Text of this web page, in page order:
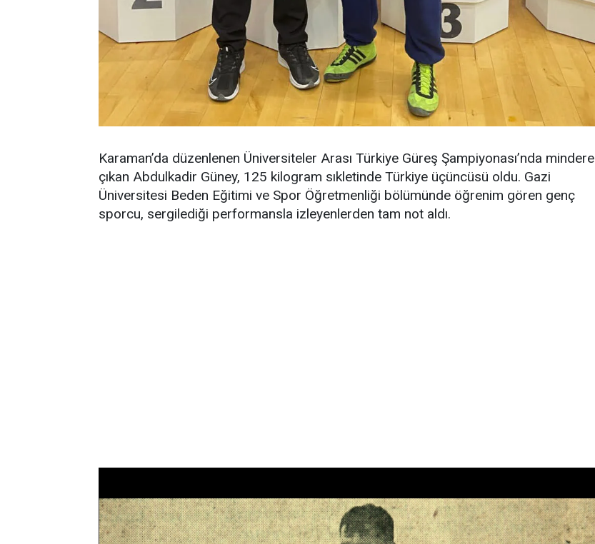
Karaman’da düzenlenen Üniversiteler Arası Türkiye Güreş Şampiyonası’nda mindere
çıkan Abdulkadir Güney, 125 kilogram sıkletinde Türkiye üçüncüsü oldu. Gazi
Üniversitesi Beden Eğitimi ve Spor Öğretmenliği bölümünde öğrenim gören genç
sporcu, sergilediği performansla izleyenlerden tam not aldı.